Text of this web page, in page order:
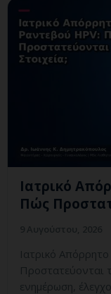
Ιατρικό
Πώς
Ιατρικό
Προστατεύονται
ενημέρωση,